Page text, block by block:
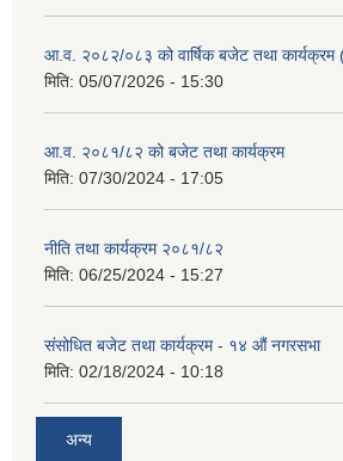
आ.व. २०८२/०८३ को वार्षिक बजेट तथा कार्यक्रम
मिति: 05/07/2026 - 15:30
आ.व. २०८१/८२ को बजेट तथा कार्यक्रम
मिति: 07/30/2024 - 17:05
नीति तथा कार्यक्रम २०८१/८२
मिति: 06/25/2024 - 15:27
संसोधित बजेट तथा कार्यक्रम - १४ औं नगरसभा
मिति: 02/18/2024 - 10:18
अन्य